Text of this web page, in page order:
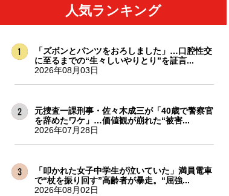
人気ランキング
「ズボンとパンツをおろしました」…口腔性交
に至るまでの“生々しいやりとり”を証言...
2026年08月03日
元捜査一課刑事・佐々木成三が「40歳で警察官
を辞めたワケ」…価値観が崩れた“被害...
2026年07月28日
「叩かれた女子中学生が泣いていた」満員電車
で“杖を振り回す”高齢者が暴走。“屈強...
2026年08月02日